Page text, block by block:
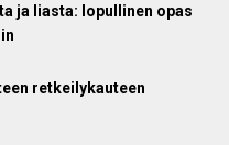
ja liasta: lopullinen opas
retkeilykauteen